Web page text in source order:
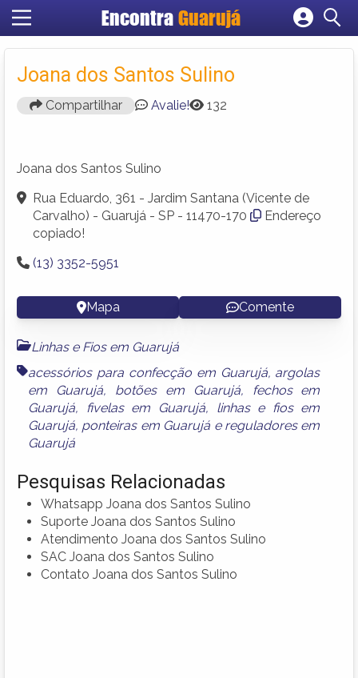
Encontra Guarujá
Cadastrar empresa
Criar conta
Joana dos Santos Sulino
Compartilhar Avalie! 132
Joana dos Santos Sulino
Rua Eduardo, 361 - Jardim Santana (Vicente de
Carvalho) - Guarujá - SP - 11470-170
Endereço
copiado!
(13) 3352-5951
Mapa Comente
Linhas e Fios em Guarujá
acessórios para confecção em Guarujá, argolas
em Guarujá, botões em Guarujá,
fechos em
Guarujá, fivelas em Guarujá, linhas e fios em
Guarujá, ponteiras em Guarujá e reguladores em
Guarujá
Pesquisas Relacionadas
Whatsapp Joana dos Santos Sulino
Suporte Joana dos Santos Sulino
Atendimento Joana dos Santos Sulino
SAC Joana dos Santos Sulino
Contato Joana dos Santos Sulino